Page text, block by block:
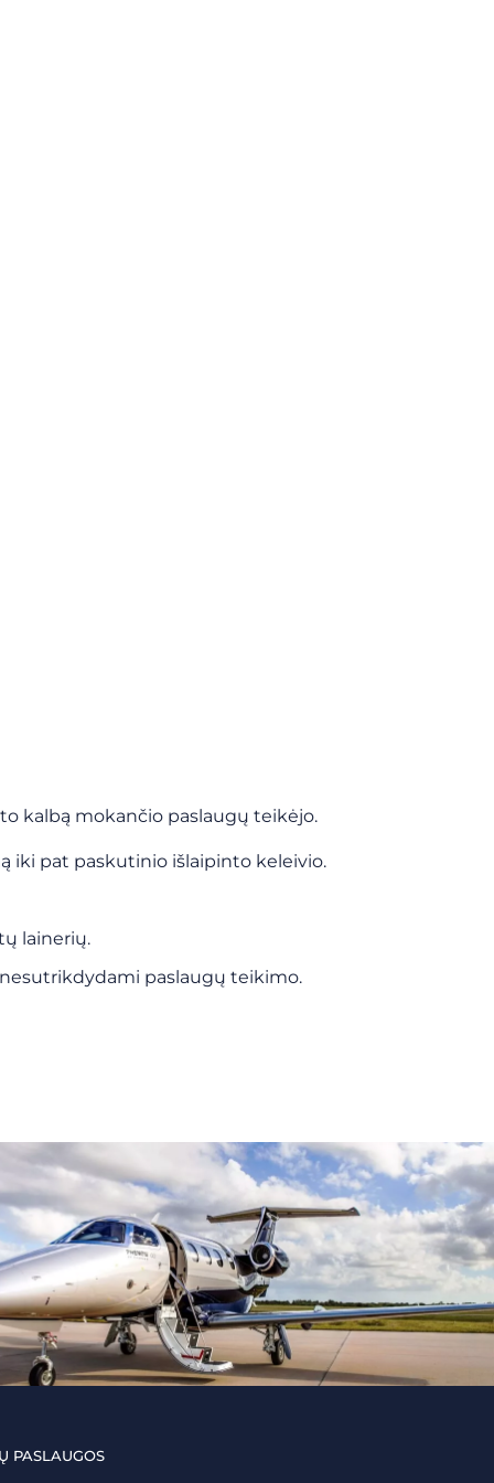
kalbą mokančio paslaugų teikėjo.
iki pat paskutinio išlaipinto keleivio.
lainerių.
paslaugų teikimo.
PASLAUGOS